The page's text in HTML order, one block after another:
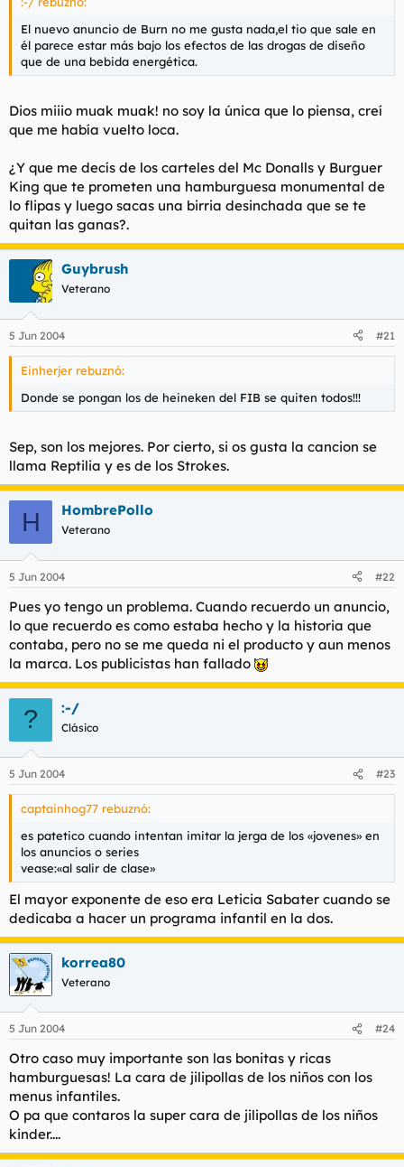
El nuevo anuncio de Burn no me gusta nada,el tio que sale en
él parece estar más bajo los efectos de las drogas de diseño
que de una bebida energética.
Dios miiio muak muak! no soy la única que lo piensa, creí
que me había vuelto loca.
¿Y que me decís de los carteles del Mc Donalls y Burguer
King que te prometen una hamburguesa monumental de
lo flipas y luego sacas una birria desinchada que se te
quitan las ganas?.
Guybrush
Veterano
5 Jun 2004 #21
Einherjer rebuznó:
Donde se pongan los de heineken del FIB se quiten todos!!!
Sep, son los mejores. Por cierto, si os gusta la cancion se
llama Reptilia y es de los Strokes.
H HombrePollo
Veterano
5 Jun 2004 #22
Pues yo tengo un problema. Cuando recuerdo un anuncio,
lo que recuerdo es como estaba hecho y la historia que
contaba, pero no se me queda ni el producto y aun menos
la marca. Los publicistas han fallado
? :-/
Clásico
5 Jun 2004 #23
captainhog77 rebuznó:
es patetico cuando intentan imitar la jerga de los «jovenes» en
los anuncios o series
vease:«al salir de clase»
El mayor exponente de eso era Leticia Sabater cuando se
dedicaba a hacer un programa infantil en la dos.
korrea80
Veterano
5 Jun 2004 #24
Otro caso muy importante son las bonitas y ricas
hamburguesas! La cara de jilipollas de los niños con los
menus infantiles.
O pa que contaros la super cara de jilipollas de los niños
kinder....